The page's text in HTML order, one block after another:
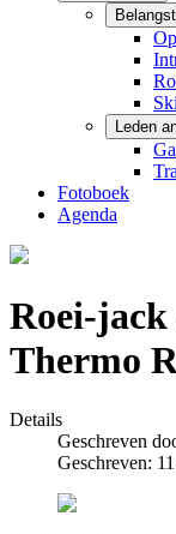
Leden
Fotoboek
Agenda
Roei-
Thermo
Details
Geschreven
Geschreven: